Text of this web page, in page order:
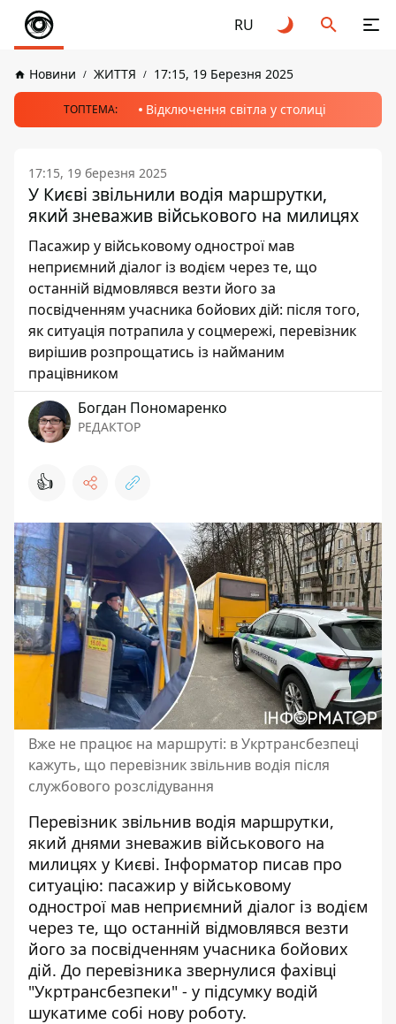
RU
Новини ЖИТТЯ 17:15, 19 Березня 2025
ТОПТЕМА: Відключення світла у столиці
17:15, 19 березня 2025
У Києві звільнили водія маршрутки,
який зневажив військового на милицях
Пасажир у військовому однострої мав
неприємний діалог із водієм через те, що
останній відмовлявся везти його за
посвідченням учасника бойових дій: після того,
як ситуація потрапила у соцмережі, перевізник
вирішив розпрощатись із найманим
працівником
Богдан Пономаренко
РЕДАКТОР
👍
Вже не працює на маршруті: в Укртрансбезпеці
кажуть, що перевізник звільнив водія після
службового розслідування
Перевізник звільнив водія маршрутки,
який днями зневажив військового на
милицях у Києві. Інформатор писав про
ситуацію: пасажир у військовому
однострої мав неприємний діалог із водієм
через те, що останній відмовлявся везти
його за посвідченням учасника бойових
дій. До перевізника звернулися фахівці
"Укртрансбезпеки" - у підсумку водій
шукатиме собі нову роботу.